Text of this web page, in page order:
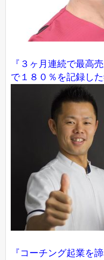
『３ヶ月連続で最高
で１８０％を記録し
『コーチング起業を